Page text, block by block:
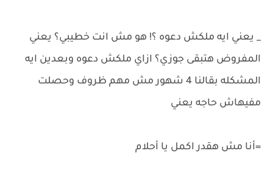
_ يعني ايه ملكش دعوه ؟! هو مش انت خطيبي؟ يعني
المفروض هتبقى جوزي؟ ازاي ملكش دعوه وبعدين ايه
المشكله بقالنا 4 شهور مش مهم ظروف وحصلت
مفيهاش حاجه يعني
=أنا مش هقدر اكمل يا أحلام